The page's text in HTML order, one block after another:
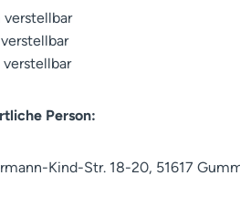
Person:
Kind-Str. 18-20, 51617